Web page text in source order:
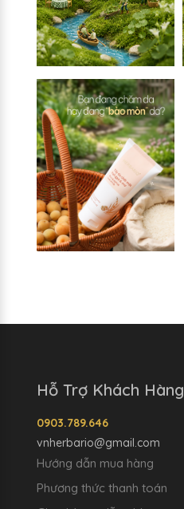
Hỗ Trợ Khách Hàng
0903.789.646
vnherbario@gmail.com
Hướng dẫn mua hàng
Phương thức thanh toán